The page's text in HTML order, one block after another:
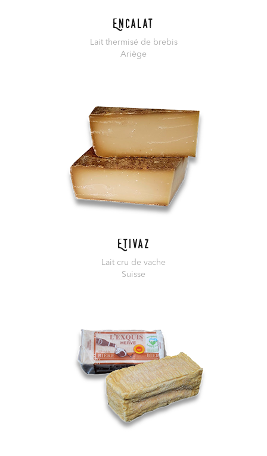
Encalat
Lait thermisé de brebis
Ariège
Etivaz
Lait cru de vache
Suisse